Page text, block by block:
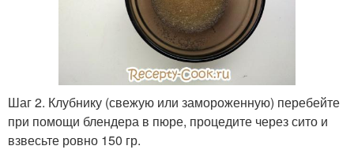
Шаг 2. Клубнику (свежую или замороженную) перебейте
при помощи блендера в пюре, процедите через сито и
взвесьте ровно 150 гр.